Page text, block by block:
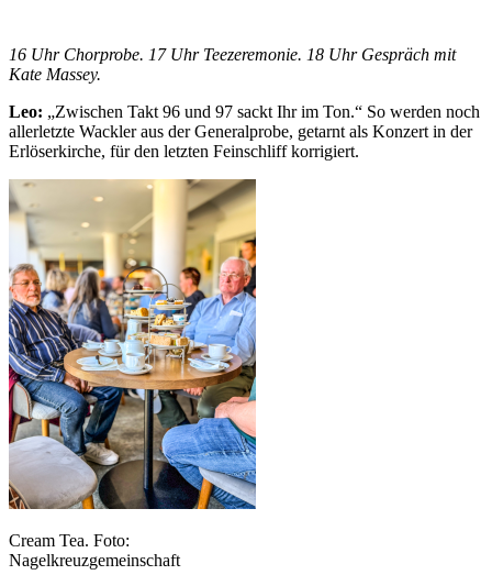
16 Uhr Chorprobe. 17 Uhr Teezeremonie. 18 Uhr Gespräch mit
Kate Massey.
Leo: „Zwischen Takt 96 und 97 sackt Ihr im Ton.“ So werden noch
allerletzte Wackler aus der Generalprobe, getarnt als Konzert in der
Erlöserkirche, für den letzten Feinschliff korrigiert.
Cream Tea. Foto:
Nagelkreuzgemeinschaft